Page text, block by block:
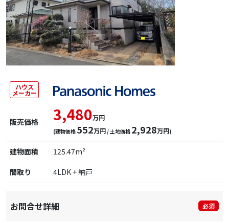
ハウス
メーカー
販売価格 3,480万円
(建物価格 552万円 / 土地価格 2,928万円)
建物面積
125.47m²
間取り
4LDK + 納戸
お問合せ詳細 必須